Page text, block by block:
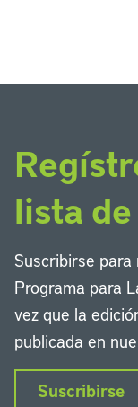
lista
Suscribirse para
Programa para
vez que la
publicada en
Suscribirse